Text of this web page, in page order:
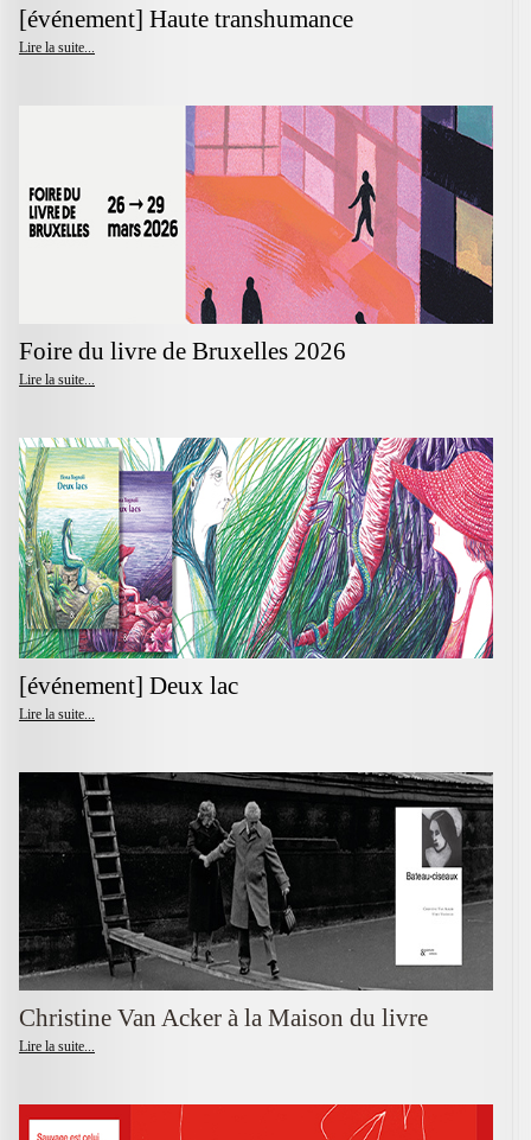
[événement] Haute transhumance
Lire la suite...
Foire du livre de Bruxelles 2026
Lire la suite...
[événement] Deux lac
Lire la suite...
Christine Van Acker à la Maison du livre
Lire la suite...